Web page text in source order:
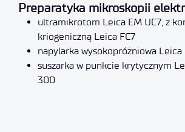
Preparatyka mikroskopii
ultramikrotom Leica EM UC7, z
kriogeniczną Leica FC7
napylarka wysokopróżniowa Leica
suszarka w punkcie krytycznym
300